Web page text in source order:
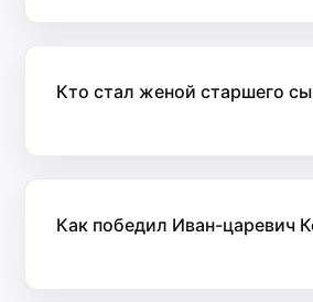
Кто стал женой старшего
Как победил Иван-царевич